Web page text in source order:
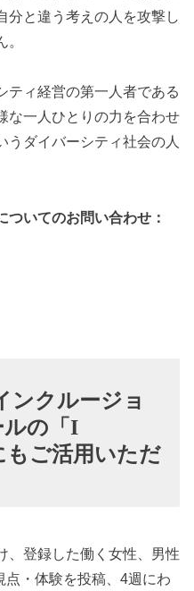
分と違う考えの人を攻撃し
ティ経営の第一人者である
な一人ひとりの力を合わせ
うダイバーシティ社会の人
ついてのお問い合わせ：
ンクルージョ
ルの「I
もご活用いただ
、登録した働く女性、男性
点・体験を投稿、4週にわ